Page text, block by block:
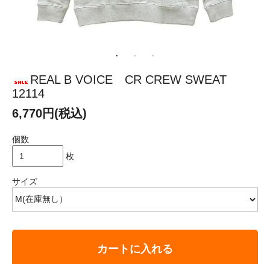
REAL B VOICE CR CREW SWEAT
12114
6,770円(税込)
個数
枚
サイズ
カートに入れる